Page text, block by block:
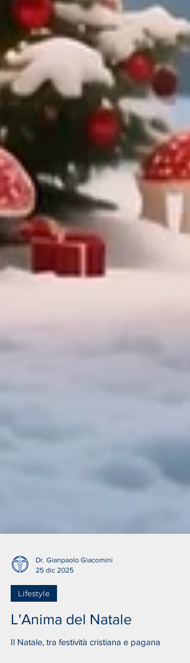
Dr. Gianpaolo Giacomini
25 dic 2025
Lifestyle
L'Anima del Natale